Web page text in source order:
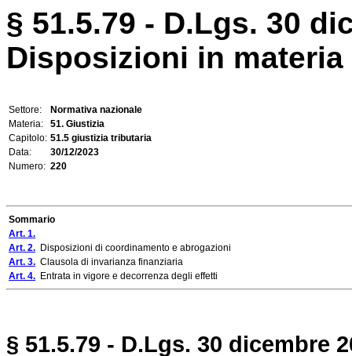
§ 51.5.79 - D.Lgs. 30
Disposizioni in
Settore:
Normativa nazionale
Materia:
51. Giustizia
Capitolo: 51.5 giustizia tributaria
Data:
30/12/2023
Numero: 220
Sommario
Art. 1.
Art. 2. Disposizioni di coordinamento e abrogazioni
Art. 3. Clausola di invarianza finanziaria
Art. 4. Entrata in vigore e decorrenza degli effetti
§ 51.5.79 - D.Lgs. 30 dicembre